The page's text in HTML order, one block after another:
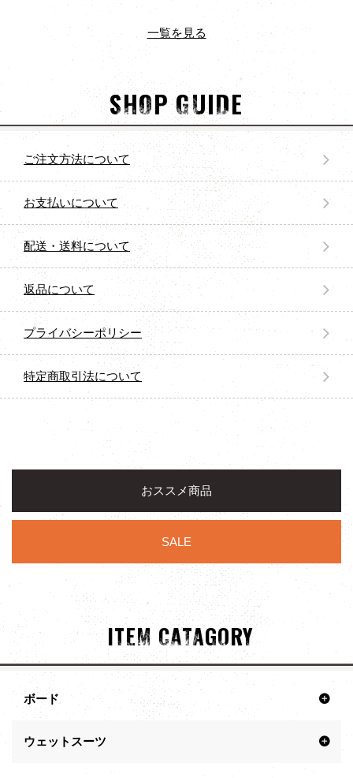
一覧を見る
SHOP GUIDE
ご注文方法について
お支払いについて
配送・送料について
返品について
プライバシーポリシー
特定商取引法について
おススメ商品
SALE
ITEM CATAGORY
ボード
ウェットスーツ